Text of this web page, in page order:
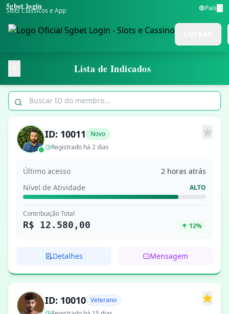
5gbet login
Slots Clássicos e App País
Lista de Indicados
ID: 10011
Novo
Registrado há 2 dias
Último acesso
2 horas atrás
Nível de Atividade
ALTO
Contribuição Total
R$ 12.580,00 12%
Detalhes Mensagem
ID: 10010 Veterano